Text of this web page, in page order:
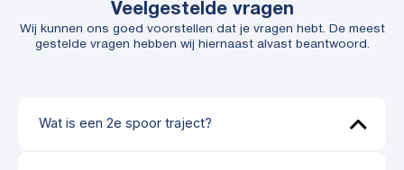
Veelgestelde vragen
Wij kunnen ons goed voorstellen dat je vragen hebt. De meest
gestelde vragen hebben wij hiernaast alvast beantwoord.
Wat is een 2e spoor traject?